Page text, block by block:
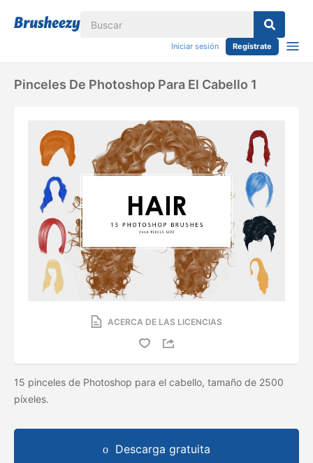
Iniciar sesión Regístrate
Pinceles De Photoshop Para El Cabello 1
ACERCA DE LAS LICENCIAS
15 pinceles de Photoshop para el cabello, tamaño de 2500
píxeles.
Descarga gratuita